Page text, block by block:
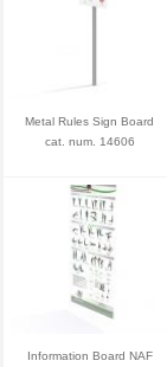
Metal Rules Sign Board
cat. num. 14606
Information Board NAF